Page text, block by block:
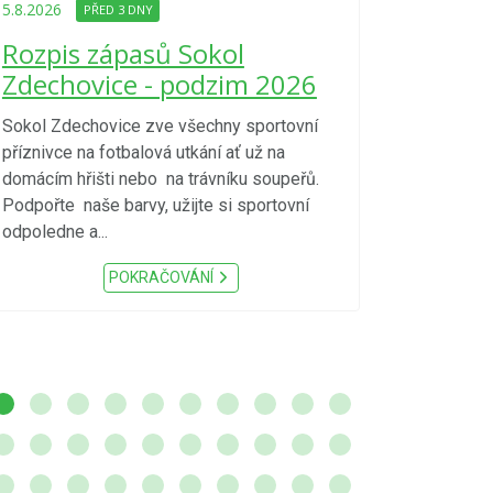
5.8.2026 PŘED 3 DNY
Rozpis zápasů Sokol
Zdechovice - podzim 2026
Sokol Zdechovice zve všechny sportovní
příznivce na fotbalová utkání ať už na
domácím hřišti nebo na trávníku soupeřů.
Podpořte naše barvy, užijte si sportovní
odpoledne a...
POKRAČOVÁNÍ